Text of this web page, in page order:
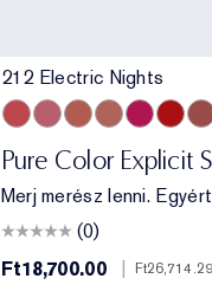
212 Electric Nights
Pure Color Explicit
Merj merész lenni.
(0)
Ft18,700.00
| Ft26,714.29